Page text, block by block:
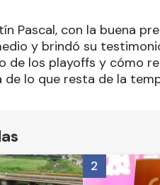
Pascal, con la buena
y brindó su
de los playoffs y cómo
de lo que resta de la
2